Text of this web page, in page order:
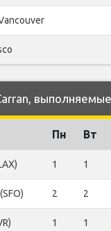
Пн Вт
1 1
2 2
1 1